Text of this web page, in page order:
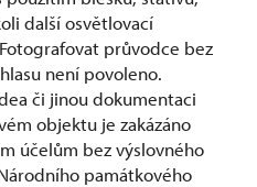
další osvětlovací
průvodce bez
není povoleno.
či jinou dokumentaci
objektu je zakázáno
účelům bez výslovného
památkového